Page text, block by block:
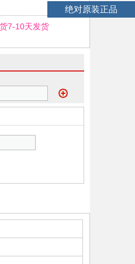
7-10天发货
绝对原装正品